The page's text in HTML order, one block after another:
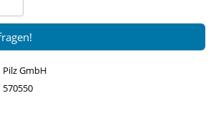
Pilz GmbH
570550